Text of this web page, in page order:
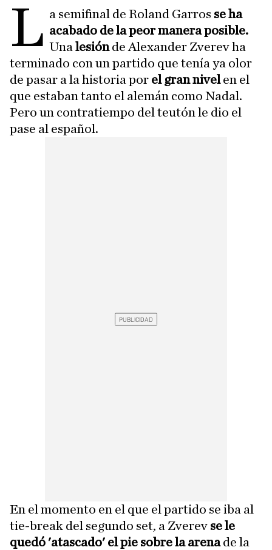
L a semifinal de Roland Garros se ha
acabado de la peor manera posible.
Unalesiónde Alexander Zverev ha
terminado con un partido que tenía ya olor
de pasar a la historia por el gran nivelen el
que estaban tanto el alemán como Nadal.
Pero un contratiempo del teutón le dio el
pase al español.
En el momento en el que el partido se iba al
tie-break del segundo set, a Zverev se le
quedó 'atascado' el pie sobre la arenade la